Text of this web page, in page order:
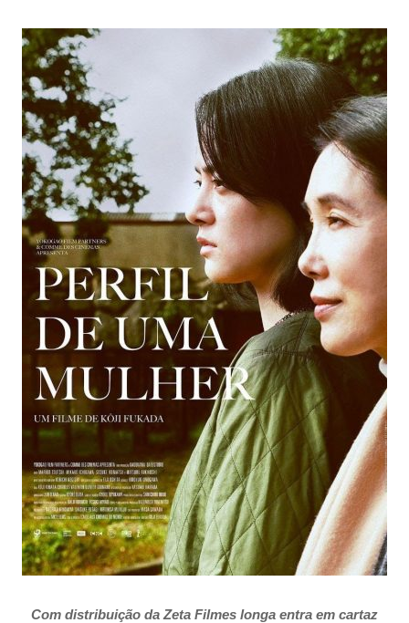
Com distribuição da Zeta Filmes longa entra em cartaz